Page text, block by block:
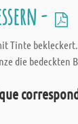
-
Tinte
die bedeckten